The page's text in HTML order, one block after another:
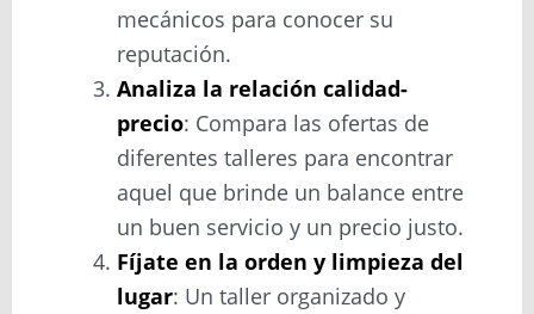
mecánicos para conocer su
reputación.
Analiza la relación calidad-
precio: Compara las ofertas de
diferentes talleres para encontrar
aquel que brinde un balance entre
un buen servicio y un precio justo.
Fíjate en la orden y limpieza del
lugar: Un taller organizado y